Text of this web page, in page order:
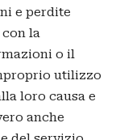
e perdite
la
o il
utilizzo
loro causa e
anche